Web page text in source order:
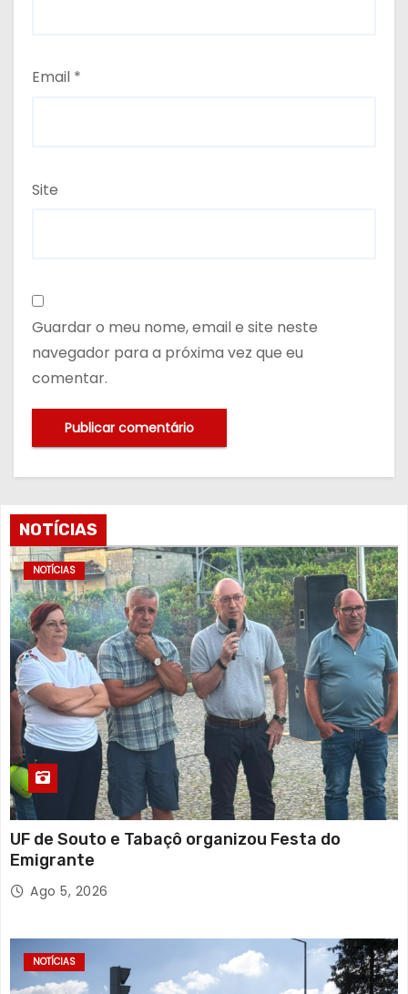
Email *
Site
Guardar o meu nome, email e site neste
navegador para a próxima vez que eu
comentar.
NOTÍCIAS
NOTÍCIAS
UF de Souto e Tabaçô organizou Festa do
Emigrante
Ago 5, 2026
NOTÍCIAS